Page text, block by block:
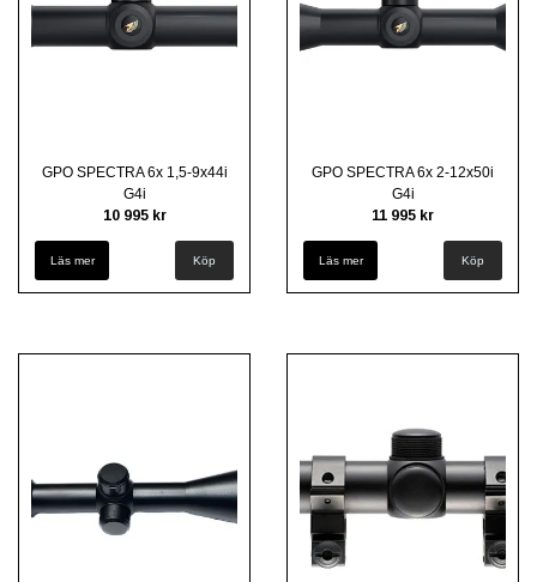
GPO SPECTRA 6x 1,5-9x44i
G4i
10 995 kr
Läs mer
GPO SPECTRA 6x 2-12x50i
G4i
11 995 kr
Läs mer